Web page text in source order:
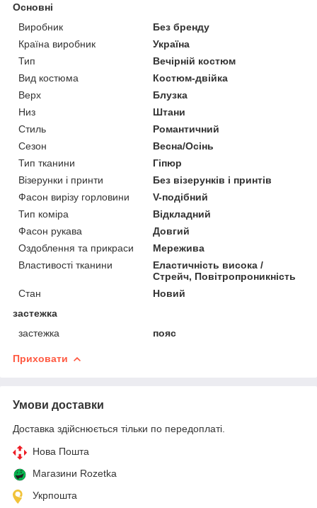
Основні
Виробник
Без бренду
Країна виробник
Україна
Тип
Вечірній костюм
Вид костюма
Костюм-двійка
Верх
Блузка
Низ
Штани
Стиль
Романтичний
Сезон
Весна/Осінь
Тип тканини
Гіпюр
Візерунки і принти
Без візерунків і принтів
Фасон вирізу горловини
V-подібний
Тип коміра
Відкладний
Фасон рукава
Довгий
Оздоблення та прикраси
Мережива
Властивості тканини
Еластичність висока /
Стрейч, Повітропроникність
Стан
Новий
застежка
застежка
пояс
Приховати
Умови доставки
Доставка здійснюється тільки по передоплаті.
Нова Пошта
Магазини Rozetka
Укрпошта